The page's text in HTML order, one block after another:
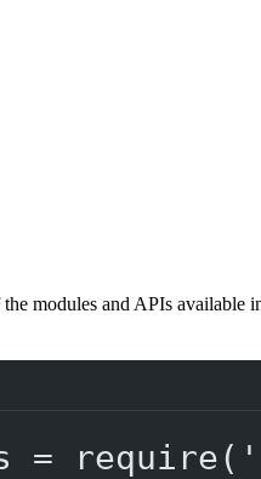
modules and APIs
= require(